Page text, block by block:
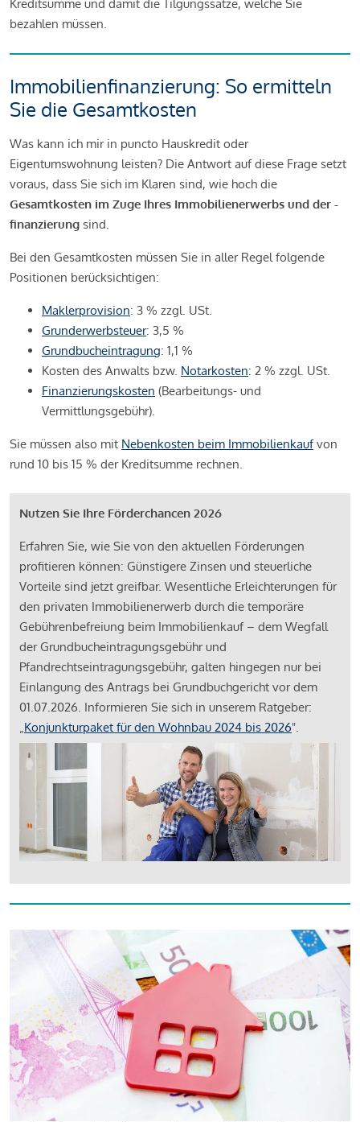
Kreditsumme und damit die Tilgungssätze, welche Sie
bezahlen müssen.
Immobilienfinanzierung: So ermitteln
Sie die Gesamtkosten
Was kann ich mir in puncto Hauskredit oder
Eigentumswohnung leisten? Die Antwort auf diese Frage setzt
voraus, dass Sie sich im Klaren sind, wie hoch die
Gesamtkosten im Zuge Ihres Immobilienerwerbs und der -
finanzierung sind.
Bei den Gesamtkosten müssen Sie in aller Regel folgende
Positionen berücksichtigen:
Maklerprovision: 3 % zzgl. USt.
Grunderwerbsteuer: 3,5 %
Grundbucheintragung: 1,1 %
Kosten des Anwalts bzw. Notarkosten: 2 % zzgl. USt.
Finanzierungskosten (Bearbeitungs- und
Vermittlungsgebühr).
Sie müssen also mit Nebenkosten beim Immobilienkaufvon
rund 10 bis 15 % der Kreditsumme rechnen.
Nutzen Sie Ihre Förderchancen 2026
Erfahren Sie, wie Sie von den aktuellen Förderungen
profitieren können: Günstigere Zinsen und steuerliche
Vorteile sind jetzt greifbar. Wesentliche Erleichterungen für
den privaten Immobilienerwerb durch die temporäre
Gebührenbefreiung beim Immobilienkauf – dem Wegfall
der Grundbucheintragungsgebühr und
Pfandrechtseintragungsgebühr, galten hingegen nur bei
Einlangung des Antrags bei Grundbuchgericht vor dem
01.07.2026. Informieren Sie sich in unserem Ratgeber:
„Konjunkturpaket für den Wohnbau 2024 bis 2026".